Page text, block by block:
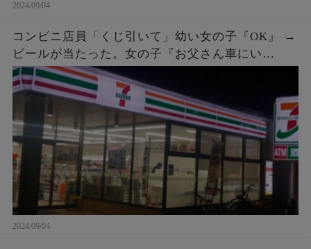
2024/09/04
コンビニ店員「くじ引いて」幼い女の子『OK』 →
ビールが当たった。女の子『お父さん車にい
て…』店員「呼んできて」 → しばらくすると、鼻
ヂを押さえた女の子が再入店してきて…
2024/09/04